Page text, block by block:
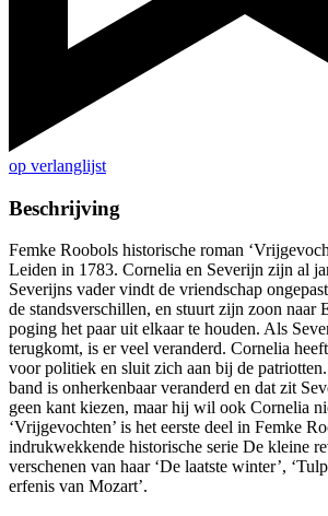
op verlanglijst
Beschrijving
Femke Roobols historische roman
Leiden in 1783. Cornelia en Severijn zijn al
Severijns vader vindt de vriendschap
de standsverschillen, en stuurt zijn zoon naar
poging het paar uit elkaar te houden. Als
terugkomt, is er veel veranderd. Cornelia
voor politiek en sluit zich aan bij de
band is onherkenbaar veranderd en dat zit
geen kant kiezen, maar hij wil ook Cornelia
‘Vrijgevochten’ is het eerste deel in Femke
indrukwekkende historische serie De kleine
verschenen van haar ‘De laatste winter’,
erfenis van Mozart’.